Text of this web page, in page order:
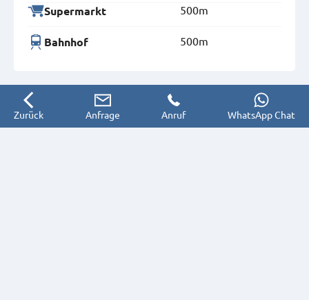
Supermarkt 500m
Bahnhof 500m
Zurück Anfrage Anruf WhatsApp Chat